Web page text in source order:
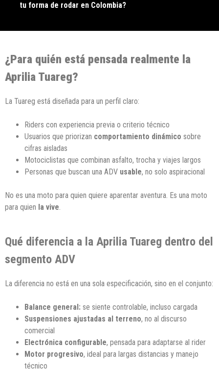
tu forma de rodar en Colombia?
¿Para quién está pensada realmente la
Aprilia Tuareg?
La Tuareg está diseñada para un perfil claro:
Riders con experiencia previa o criterio técnico
Usuarios que priorizan comportamiento dinámico sobre
cifras aisladas
Motociclistas que combinan asfalto, trocha y viajes largos
Personas que buscan una ADV usable, no solo aspiracional
No es una moto para quien quiere aparentar aventura. Es una moto
para quien la vive.
Qué diferencia a la Aprilia Tuareg dentro del
segmento ADV
La diferencia no está en una sola especificación, sino en el conjunto:
Balance general: se siente controlable, incluso cargada
Suspensiones ajustadas al terreno, no al discurso
comercial
Electrónica configurable, pensada para adaptarse al rider
Motor progresivo, ideal para largas distancias y manejo
técnico